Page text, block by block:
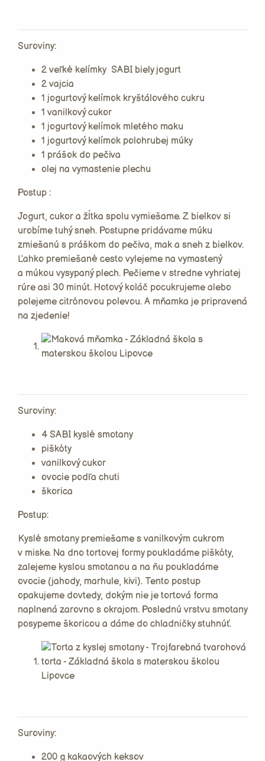
Suroviny:
2 veľké kelímky SABI biely jogurt
2 vajcia
1 jogurtový kelímok kryštálového cukru
1 vanilkový cukor
1 jogurtový kelímok mletého maku
1 jogurtový kelímok polohrubej múky
1 prášok do pečiva
olej na vymastenie plechu
Postup :
Jogurt, cukor a žĺtka spolu vymiešame. Z bielkov si
urobíme tuhý sneh. Postupne pridávame múku
zmiešanú s práškom do pečiva, mak a sneh z bielkov.
Ľahko premiešané cesto vylejeme na vymastený
a múkou vysypaný plech. Pečieme v stredne vyhriatej
rúre asi 30 minút. Hotový koláč pocukrujeme alebo
polejeme citrónovou polevou. A mňamka je pripravená
na zjedenie!
Suroviny:
4 SABI kyslé smotany
piškóty
vanilkový cukor
ovocie podľa chuti
škorica
Postup:
Kyslé smotany premiešame s vanilkovým cukrom
v miske. Na dno tortovej formy poukladáme piškóty,
zalejeme kyslou smotanou a na ňu poukladáme
ovocie (jahody, marhule, kivi). Tento postup
opakujeme dovtedy, dokým nie je tortová forma
naplnená zarovno s okrajom. Poslednú vrstvu smotany
posypeme škoricou a dáme do chladničky stuhnúť.
Suroviny:
200 g kakaových keksov